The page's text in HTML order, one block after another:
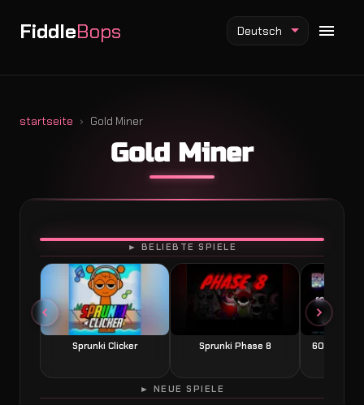
FiddleBops
Fiddlebops Mod
Incredibox Mod
Sprunki Mod
Deutsch
startseite Gold Miner
Gold Miner
► BELIEBTE SPIELE
Sprunki Clicker Sprunki Phase 8 60
SPIELEN
► NEUE SPIELE